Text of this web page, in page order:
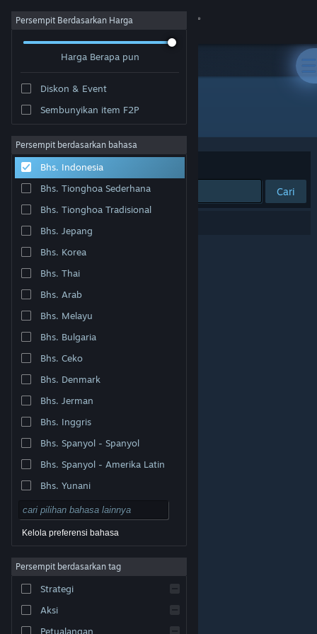
Login
Tentang
Bantuan
Ubah bahasa
Dapatkan Aplikasi Seluler Steam
Lihat situs web desktop
Undang. Semua merek dagang merupakan hak pemilik
Legal| Aksesibilitas
Pengembalian Dana
Persempit Berdasarkan Harga
Harga Berapa pun
Diskon & Event
Sembunyikan item F2P
Persempit berdasarkan bahasa
Bhs. Indonesia
Bhs. Tionghoa Sederhana
Bhs. Tionghoa Tradisional
Bhs. Jepang
Bhs. Korea
Bhs. Thai
Bhs. Arab
Bhs. Melayu
Bhs. Bulgaria
Bhs. Ceko
Bhs. Denmark
Bhs. Jerman
Bhs. Inggris
Bhs. Spanyol - Spanyol
Bhs. Spanyol - Amerika Latin
Bhs. Yunani
Kelola preferensi bahasa
Persempit berdasarkan tag
Strategi
Aksi
Petualangan
Pengembang: Rusty Robot
Berdasarkan Relevansi
Cari